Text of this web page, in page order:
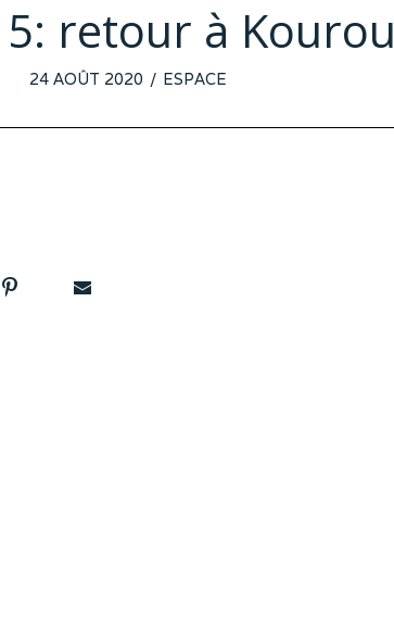
retour à Kourou
POSTED
24 AOÛT 2020 ESPACE